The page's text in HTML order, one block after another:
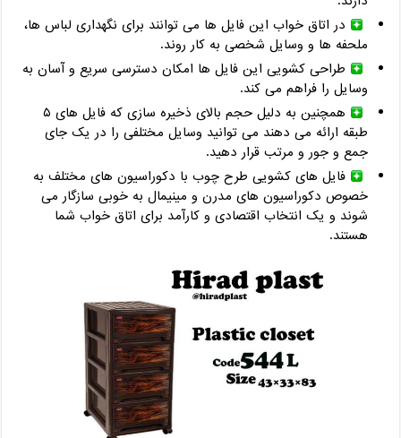
در اتاق خواب این فایل ها می توانند برای نگهداری لباس ها،
ملحفه ها و وسایل شخصی به کار روند.
طراحی کشویی این فایل ها امکان دسترسی سریع و آسان به
وسایل را فراهم می کند.
همچنین به دلیل حجم بالای ذخیره سازی که فایل های ۵
طبقه ارائه می دهند می توانید وسایل مختلفی را در یک جای
جمع و جور و مرتب قرار دهید.
فایل های کشویی طرح چوب با دکوراسیون های مختلف به
خصوص دکوراسیون های مدرن و مینیمال به خوبی سازگار می
شوند و یک انتخاب اقتصادی و کارآمد برای اتاق خواب شما
هستند.